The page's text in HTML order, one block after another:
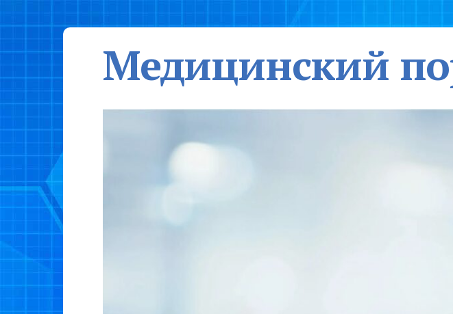
Медицинский